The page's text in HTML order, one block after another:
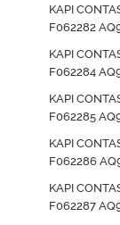
KAPI
F062282
KAPI
F062284
KAPI
F062285
KAPI
F062286
KAPI
F062287